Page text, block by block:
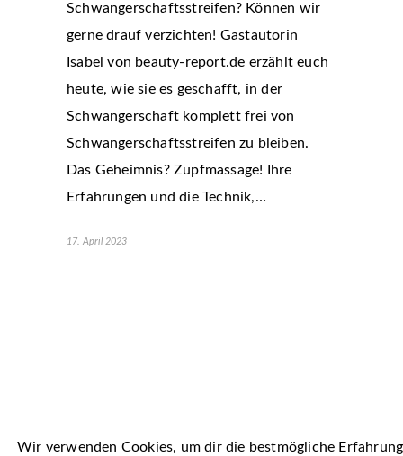
Schwangerschaftsstreifen? Können wir
gerne drauf verzichten! Gastautorin
Isabel von beauty-report.de erzählt euch
heute, wie sie es geschafft, in der
Schwangerschaft komplett frei von
Schwangerschaftsstreifen zu bleiben.
Das Geheimnis? Zupfmassage! Ihre
Erfahrungen und die Technik,…
17. April 2023
Wir verwenden Cookies, um dir die bestmögliche Erfahrung